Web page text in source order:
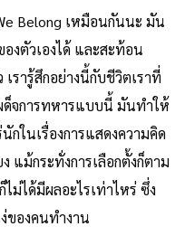
Belong เหมือนกันนะ มัน
งตัวเองได้ และสะท้อน
รารู้สึกอย่างนี้กับชีวิตเราที่
ด็จการทหารแบบนี้ มันทำให้
กในเรื่องการแสดงความคิด
แม้กระทั่งการเลือกตั้งก็ตาม
ม่ได้มีผลอะไรเท่าไหร่ ซึ่ง
ของคนทำงาน